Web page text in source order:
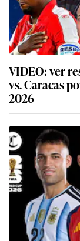
VIDEO: ver
vs. Caracas
2026